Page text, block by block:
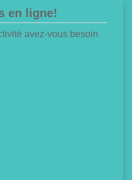
en ligne!
avez-vous besoin